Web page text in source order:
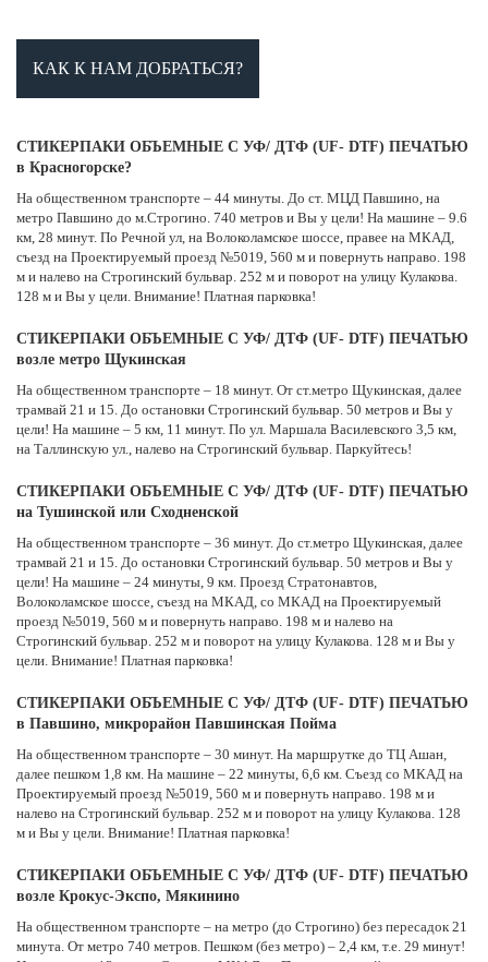
КАК К НАМ ДОБРАТЬСЯ?
СТИКЕРПАКИ ОБЪЕМНЫЕ С УФ/ ДТФ (UF- DTF) ПЕЧАТЬЮ
в Красногорске?
На общественном транспорте – 44 минуты. До ст. МЦД Павшино, на
метро Павшино до м.Строгино. 740 метров и Вы у цели! На машине – 9.6
км, 28 минут. По Речной ул, на Волоколамское шоссе, правее на МКАД,
съезд на Проектируемый проезд №5019, 560 м и повернуть направо. 198
м и налево на Строгинский бульвар. 252 м и поворот на улицу Кулакова.
128 м и Вы у цели. Внимание! Платная парковка!
СТИКЕРПАКИ ОБЪЕМНЫЕ С УФ/ ДТФ (UF- DTF) ПЕЧАТЬЮ
возле метро Щукинская
На общественном транспорте – 18 минут. От ст.метро Щукинская, далее
трамвай 21 и 15. До остановки Строгинский бульвар. 50 метров и Вы у
цели! На машине – 5 км, 11 минут. По ул. Маршала Василевского 3,5 км,
на Таллинскую ул., налево на Строгинский бульвар. Паркуйтесь!
СТИКЕРПАКИ ОБЪЕМНЫЕ С УФ/ ДТФ (UF- DTF) ПЕЧАТЬЮ
на Тушинской или Сходненской
На общественном транспорте – 36 минут. До ст.метро Щукинская, далее
трамвай 21 и 15. До остановки Строгинский бульвар. 50 метров и Вы у
цели! На машине – 24 минуты, 9 км. Проезд Стратонавтов,
Волоколамское шоссе, съезд на МКАД, со МКАД на Проектируемый
проезд №5019, 560 м и повернуть направо. 198 м и налево на
Строгинский бульвар. 252 м и поворот на улицу Кулакова. 128 м и Вы у
цели. Внимание! Платная парковка!
СТИКЕРПАКИ ОБЪЕМНЫЕ С УФ/ ДТФ (UF- DTF) ПЕЧАТЬЮ
в Павшино, микрорайон Павшинская Пойма
На общественном транспорте – 30 минут. На маршрутке до ТЦ Ашан,
далее пешком 1,8 км. На машине – 22 минуты, 6,6 км. Съезд со МКАД на
Проектируемый проезд №5019, 560 м и повернуть направо. 198 м и
налево на Строгинский бульвар. 252 м и поворот на улицу Кулакова. 128
м и Вы у цели. Внимание! Платная парковка!
СТИКЕРПАКИ ОБЪЕМНЫЕ С УФ/ ДТФ (UF- DTF) ПЕЧАТЬЮ
возле Крокус-Экспо, Мякинино
На общественном транспорте – на метро (до Строгино) без пересадок 21
минута. От метро 740 метров. Пешком (без метро) – 2,4 км, т.е. 29 минут!